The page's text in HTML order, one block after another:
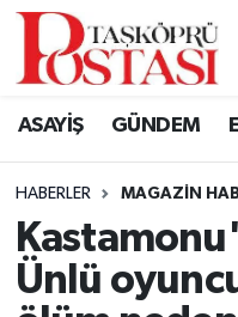
ASAYİŞ GÜNDEM
HABERLER MAGAZIN
Ünlü
Kastamonu Vefat
Araç Haberleri